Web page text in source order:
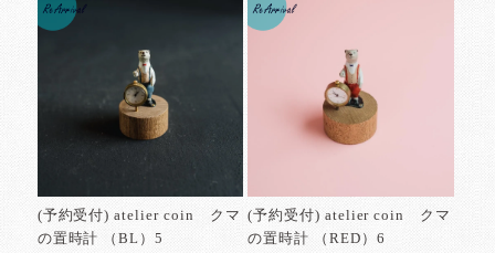
(予約受付) atelier coin クマ
の置時計 （BL）5
(予約受付) atelier coin クマ
の置時計 （RED）6